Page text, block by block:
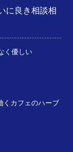
に良き相談相
く優しい
くカフェのハーブ